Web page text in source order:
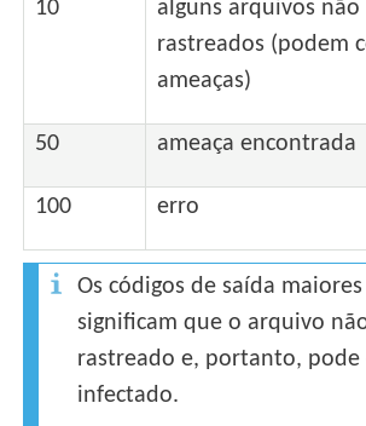
10
alguns arquivos
rastreados (podem
ameaças)
50 ameaça encontrada
100 erro
Os códigos de saída
significam que o arquivo
rastreado e, portanto, pode
infectado.